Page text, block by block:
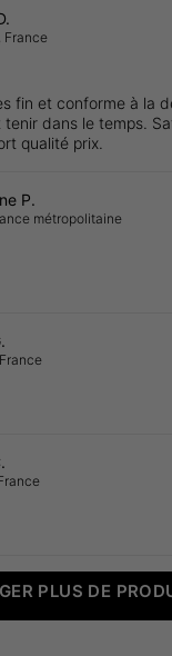
France
fin et conforme à la
dans le temps.
qualité prix.
P.
métropolitaine
France
PLUS DE